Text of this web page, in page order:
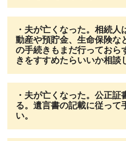
・夫が亡くなった。相続人
動産や預貯金、生命保険な
の手続きもまだ行っておら
きをすすめたらいいか相談
・夫が亡くなった。公正証
る。遺言書の記載に従って
い。